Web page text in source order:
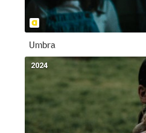
Umbra
2024